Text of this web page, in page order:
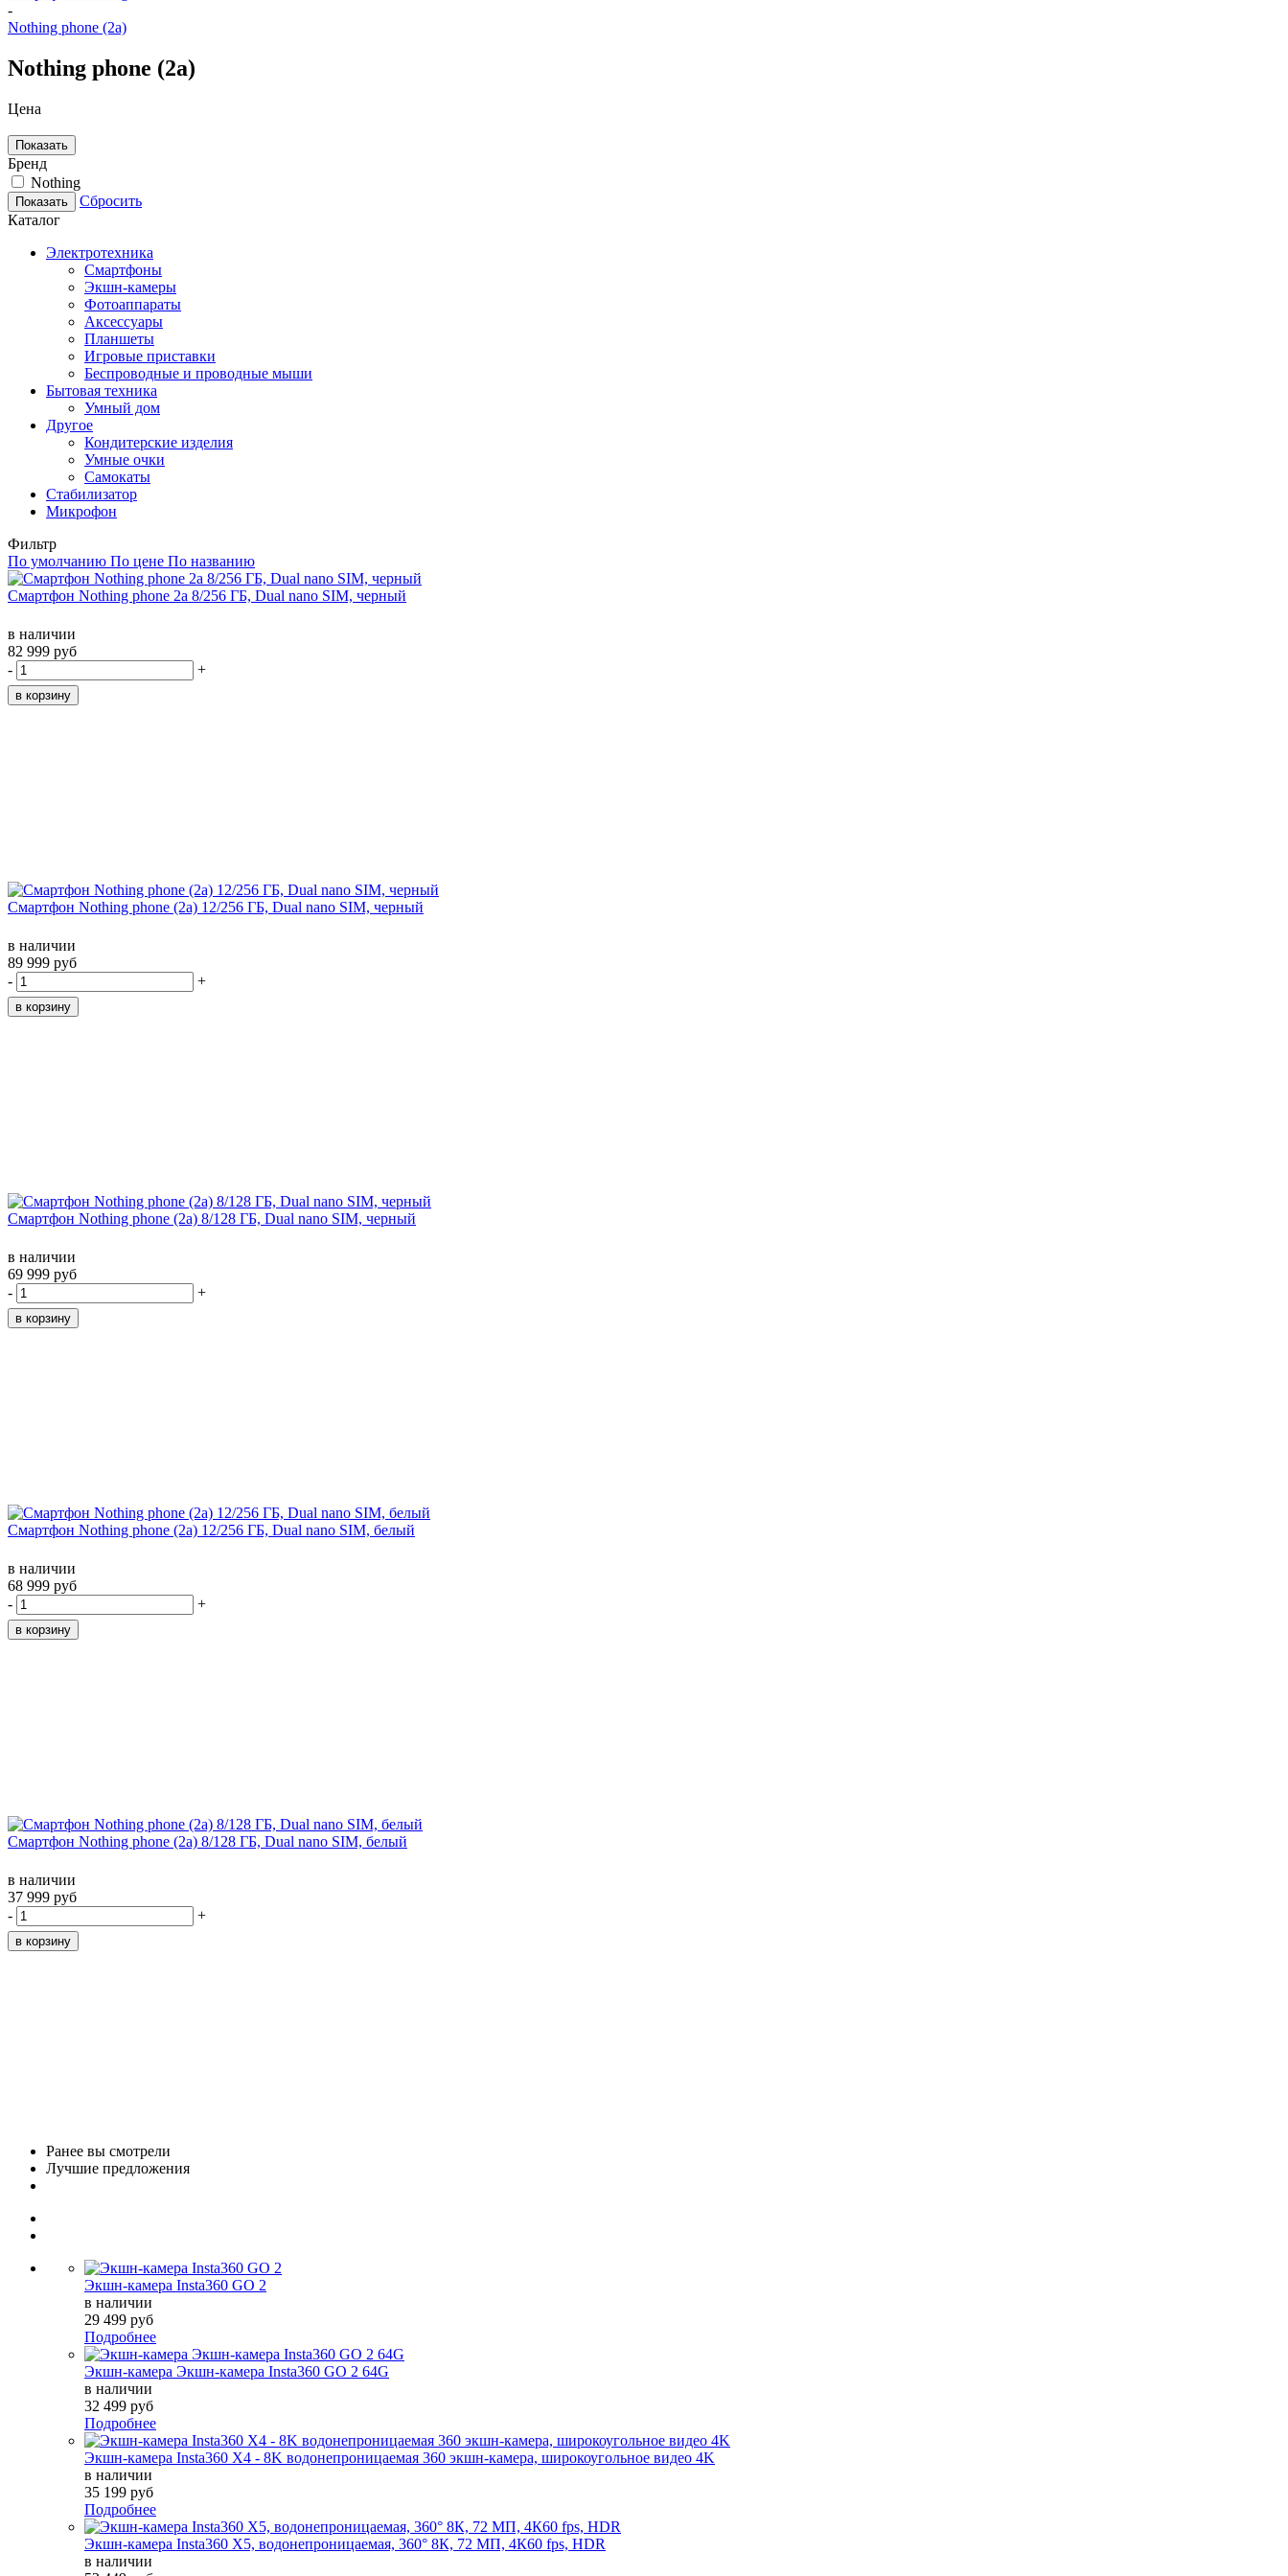
-
Nothing phone (2a)
Nothing phone (2a)
Цена
Показать
Бренд
Nothing
Показать
Сбросить
Каталог
Электротехника
Смартфоны
Экшн-камеры
Фотоаппараты
Аксессуары
Планшеты
Игровые приставки
Беспроводные и проводные мыши
Бытовая техника
Умный дом
Другое
Кондитерские изделия
Умные очки
Самокаты
Стабилизатор
Микрофон
Фильтр
По умолчанию По цене По названию
Смартфон Nothing phone 2a 8/256 ГБ, Dual nano SIM, черный
в наличии
82 999 руб
-
+
Смартфон Nothing phone (2a) 12/256 ГБ, Dual nano SIM, черный
в наличии
89 999 руб
-
+
Смартфон Nothing phone (2a) 8/128 ГБ, Dual nano SIM, черный
в наличии
69 999 руб
-
+
Смартфон Nothing phone (2a) 12/256 ГБ, Dual nano SIM, белый
в наличии
68 999 руб
-
+
Смартфон Nothing phone (2a) 8/128 ГБ, Dual nano SIM, белый
в наличии
37 999 руб
-
+
Ранее вы смотрели
Лучшие предложения
Экшн-камера Insta360 GO 2
в наличии
29 499 руб
Подробнее
Экшн-камера Экшн-камера Insta360 GO 2 64G
в наличии
32 499 руб
Подробнее
Экшн-камера Insta360 X4 - 8K водонепроницаемая 360 экшн-камера, широкоугольное видео 4K
в наличии
35 199 руб
Подробнее
Экшн-камера Insta360 X5, водонепроницаемая, 360° 8К, 72 МП, 4К60 fps, HDR
в наличии